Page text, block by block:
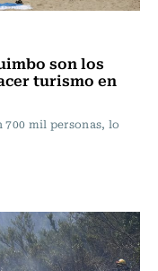
son los
turismo en
mil personas, lo